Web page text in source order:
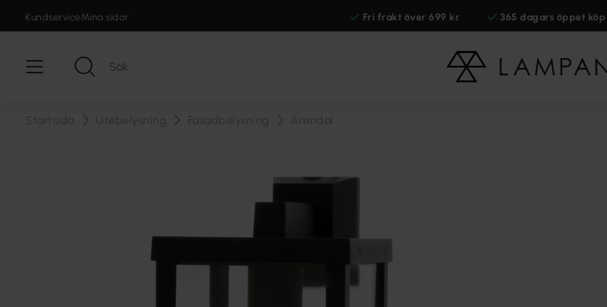
KundserviceMina sidor Fri frakt över 699 kr 365 dagars öppet köp